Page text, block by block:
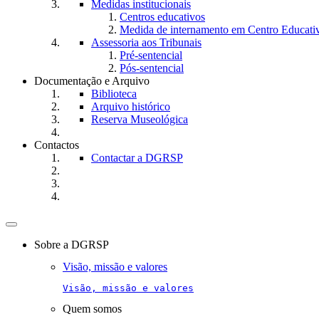
Medidas institucionais
Centros educativos
Medida de internamento em Centro
Assessoria aos Tribunais
Pré-sentencial
Pós-sentencial
Documentação e Arquivo
Biblioteca
Arquivo histórico
Reserva Museológica
Contactos
Contactar a DGRSP
Toggle
navigationSobre a DGRSP
Visão, missão e valores
Visão, missão e valores
Quem somos